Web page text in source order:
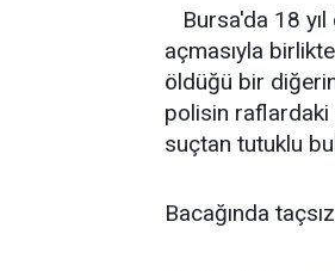
Bursa'da 18
açmasıyla
öldüğü bir
polisin raflardaki
suçtan tutuklu
Bacağında